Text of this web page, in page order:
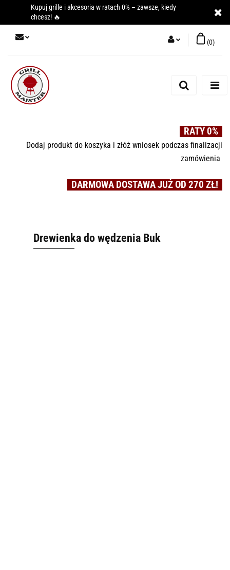
Kupuj grille i akcesoria w ratach 0% – zawsze, kiedy
chcesz! 🔥
Zarejestruj się
(0)
RATY 0%
Dodaj produkt do koszyka i złóż wniosek podczas finalizacji
zamówienia
DARMOWA DOSTAWA JUŻ OD 270 ZŁ!
Drewienka do wędzenia Buk